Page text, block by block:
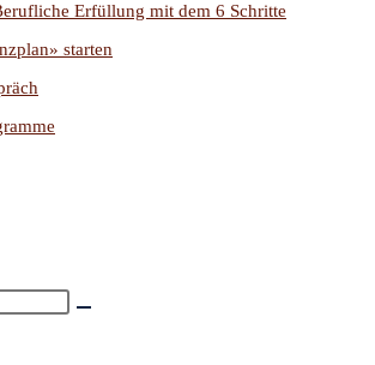
Erfüllung mit dem 6 Schritte
starten